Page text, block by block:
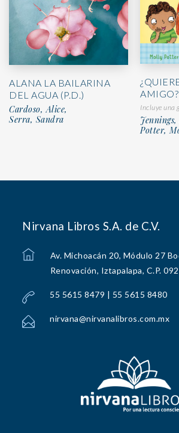
ALANA LA BAILARINA
DEL AGUA (P.D.)
Cardoso, Alice,
Serra, Sandra
AMIGO?
Incluye una
Potter,
Nirvana Libros S.A. de C.V.
Av. Michoacán 20, Módulo 27
Renovación, Iztapalapa, C.P.
55 5615 8479 | 55 5615 8480
nirvana@nirvanalibros.com.mx